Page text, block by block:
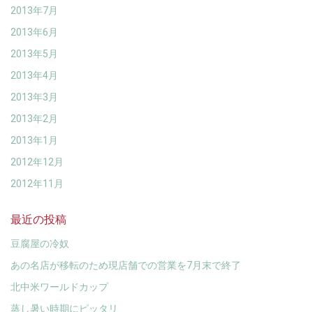
2013年7月
2013年6月
2013年5月
2013年4月
2013年3月
2013年2月
2013年1月
2012年12月
2012年11月
最近の投稿
豆腐屋の冷奴
あの名店が移転のため現店舗での営業を7月末で終了
北中米ワールドカップ
蒸し暑い時期にピッタリ